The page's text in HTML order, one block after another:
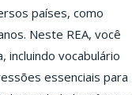
países, como
Neste REA, você
incluindo vocabulário
essenciais para